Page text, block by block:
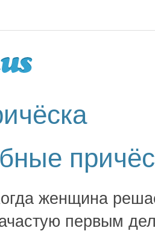
женщина
первым